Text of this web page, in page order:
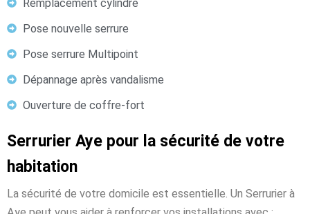
Remplacement cylindre
Pose nouvelle serrure
Pose serrure Multipoint
Dépannage après vandalisme
Ouverture de coffre-fort
Serrurier Aye pour la sécurité de votre
habitation
La sécurité de votre domicile est essentielle. Un Serrurier à